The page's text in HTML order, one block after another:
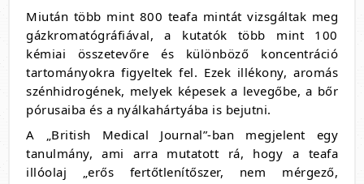
Miután több mint 800 teafa mintát vizsgáltak meg
gázkromatógráfiával, a kutatók több mint 100
kémiai összetevőre és különböző koncentráció
tartományokra figyeltek fel. Ezek illékony, aromás
szénhidrogének, melyek képesek a levegőbe, a bőr
pórusaiba és a nyálkahártyába is bejutni.
A „British Medical Journal”-ban megjelent egy
tanulmány, ami arra mutatott rá, hogy a teafa
illóolaj „erős fertőtlenítőszer, nem mérgező,